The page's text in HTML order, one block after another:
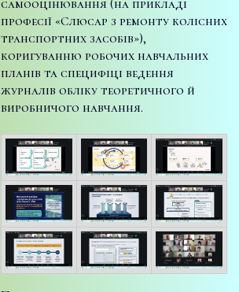
самооцінювання (на прикладі
професії «Слюсар з ремонту колісних
транспортних засобів»),
коригуванню робочих навчальних
планів та специфіці ведення
журналів обліку теоретичного й
виробничого навчання.